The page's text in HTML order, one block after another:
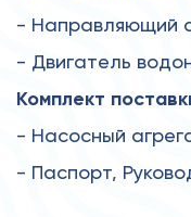
- Направляющий
- Двигатель
Комплект
- Насосный
- Паспорт,